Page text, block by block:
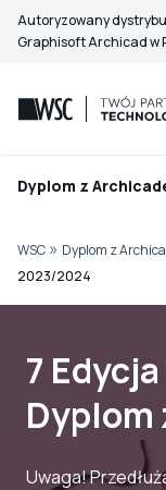
Przejdź
do
Autoryzowany
Graphisoft Archicad w
Dyplom z
WSC » Dyplom z
2023/2024
7
Dyplom
Uwaga!